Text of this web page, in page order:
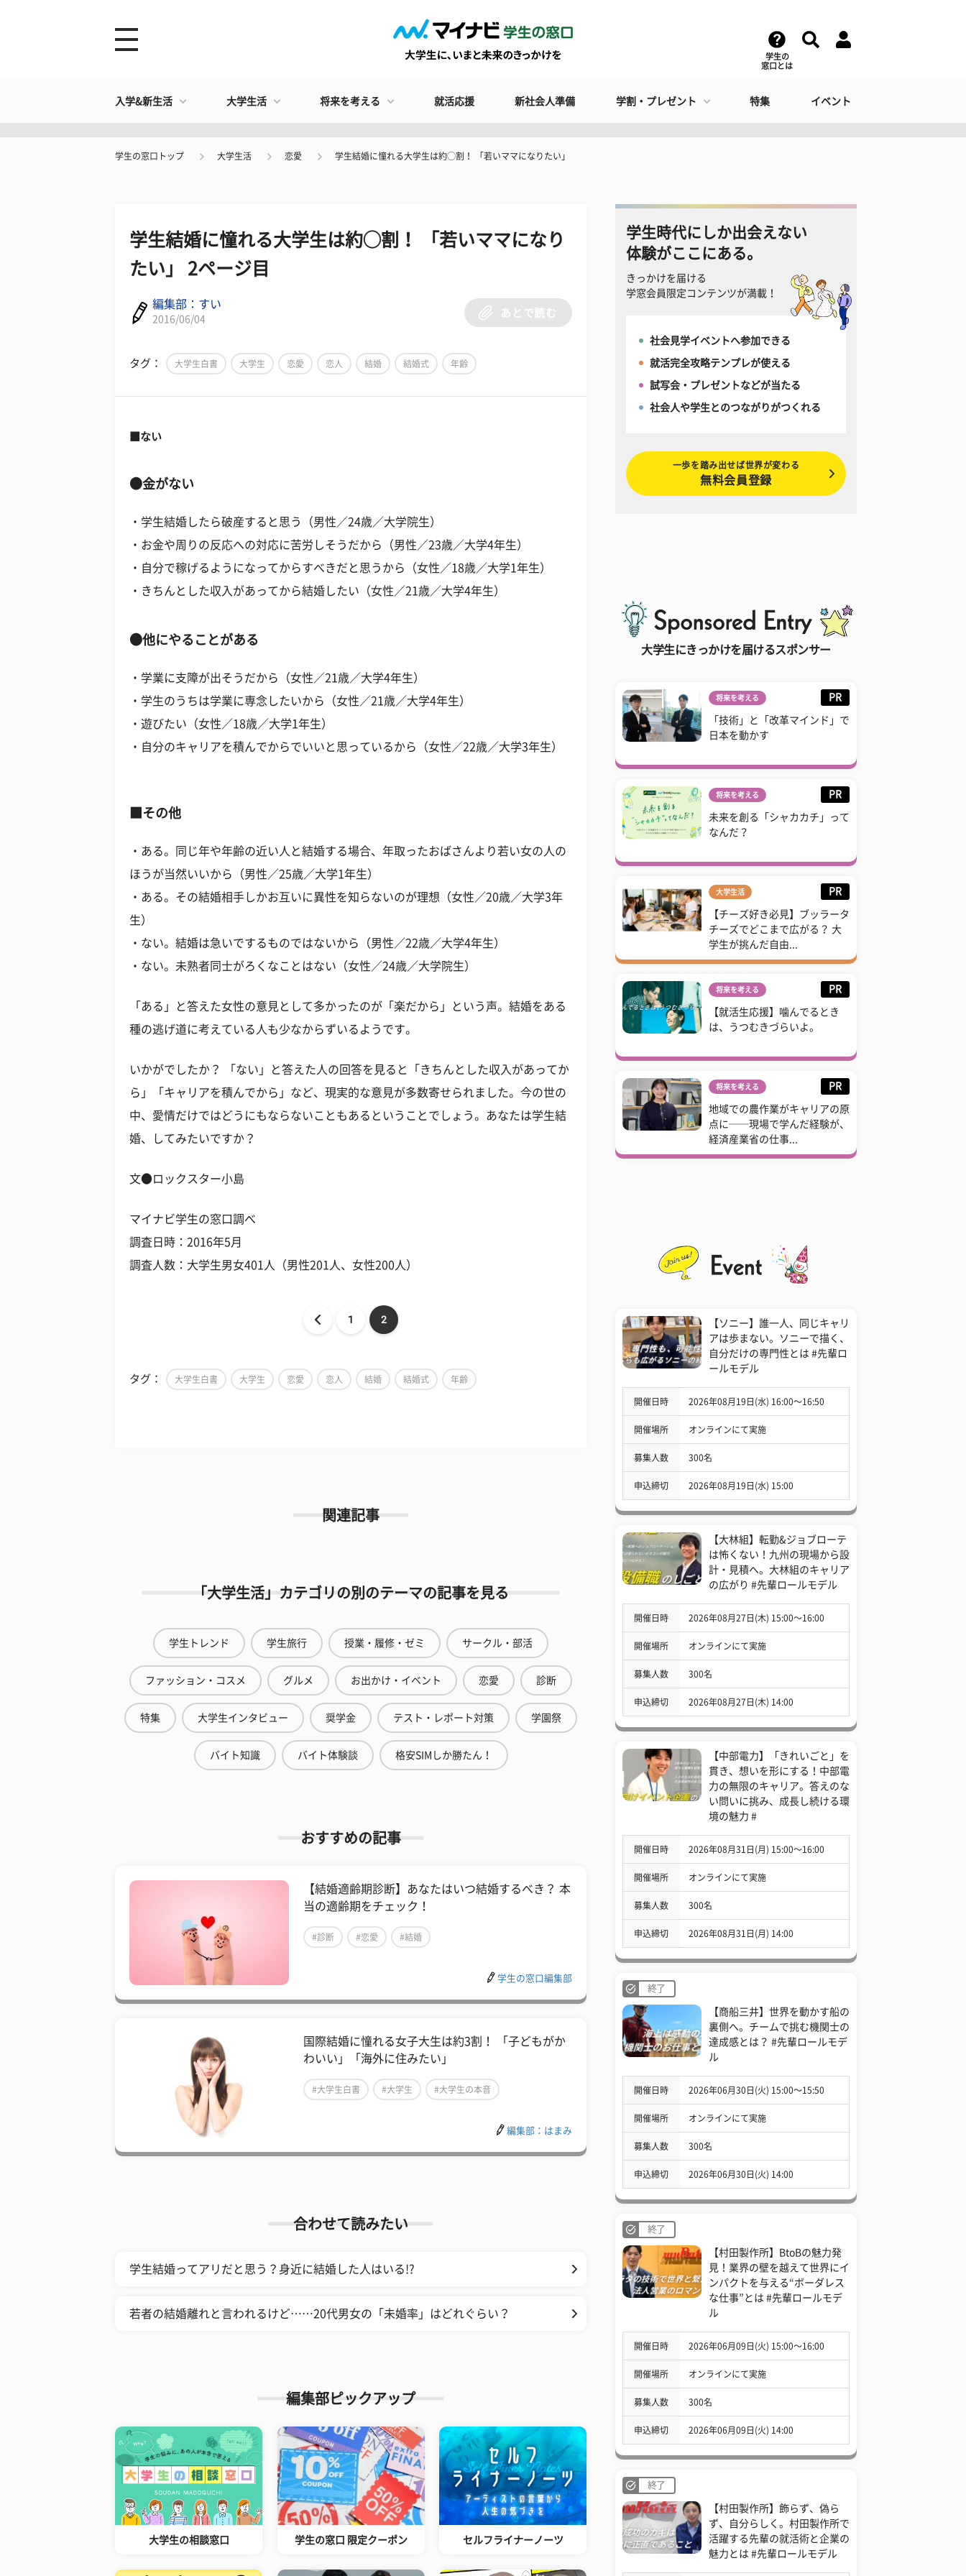
学生の
窓口とは
入学&新生活 大学生活 将来を考える 就活応援 新社会人準備 学割・プレゼント 特集 イベント
学生の窓口トップ 大学生活 恋愛 学生結婚に憧れる大学生は約◯割！ 「若いママになりたい」
学生結婚に憧れる大学生は約◯割！ 「若いママになり
たい」 2ページ目
編集部：すい
2016/06/04
あとで読む
タグ： 大学生白書 大学生 恋愛 恋人 結婚 結婚式 年齢
■ない
●金がない
・学生結婚したら破産すると思う（男性／24歳／大学院生）
・お金や周りの反応への対応に苦労しそうだから（男性／23歳／大学4年生）
・自分で稼げるようになってからすべきだと思うから（女性／18歳／大学1年生）
・きちんとした収入があってから結婚したい（女性／21歳／大学4年生）
●他にやることがある
・学業に支障が出そうだから（女性／21歳／大学4年生）
・学生のうちは学業に専念したいから（女性／21歳／大学4年生）
・遊びたい（女性／18歳／大学1年生）
・自分のキャリアを積んでからでいいと思っているから（女性／22歳／大学3年生）
■その他
・ある。同じ年や年齢の近い人と結婚する場合、年取ったおばさんより若い女の人の
ほうが当然いいから（男性／25歳／大学1年生）
・ある。その結婚相手しかお互いに異性を知らないのが理想（女性／20歳／大学3年
生）
・ない。結婚は急いでするものではないから（男性／22歳／大学4年生）
・ない。未熟者同士がろくなことはない（女性／24歳／大学院生）
「ある」と答えた女性の意見として多かったのが「楽だから」という声。結婚をある
種の逃げ道に考えている人も少なからずいるようです。
いかがでしたか？ 「ない」と答えた人の回答を見ると「きちんとした収入があってか
ら」「キャリアを積んでから」など、現実的な意見が多数寄せられました。今の世の
中、愛情だけではどうにもならないこともあるということでしょう。あなたは学生結
婚、してみたいですか？
文●ロックスター小島
マイナビ学生の窓口調べ
調査日時：2016年5月
調査人数：大学生男女401人（男性201人、女性200人）
1 2
タグ： 大学生白書 大学生 恋愛 恋人 結婚 結婚式 年齢
関連記事
「大学生活」カテゴリの別のテーマの記事を見る
学生トレンド 学生旅行 授業・履修・ゼミ サークル・部活
ファッション・コスメ グルメ お出かけ・イベント 恋愛 診断
特集 大学生インタビュー 奨学金 テスト・レポート対策 学園祭
バイト知識 バイト体験談 格安SIMしか勝たん！
おすすめの記事
【結婚適齢期診断】あなたはいつ結婚するべき？ 本
当の適齢期をチェック！
#診断 #恋愛 #結婚
学生の窓口編集部
国際結婚に憧れる女子大生は約3割！ 「子どもがか
わいい」「海外に住みたい」
#大学生白書 #大学生 #大学生の本音
編集部：はまみ
合わせて読みたい
学生結婚ってアリだと思う？身近に結婚した人はいる!?
若者の結婚離れと言われるけど……20代男女の「未婚率」はどれぐらい？
編集部ピックアップ
大学生の相談窓口 学生の窓口 限定クーポン セルフライナーノーツ
学生時代にしか出会えない
体験がここにある。
きっかけを届ける
学窓会員限定コンテンツが満載！
社会見学イベントへ参加できる
就活完全攻略テンプレが使える
試写会・プレゼントなどが当たる
社会人や学生とのつながりがつくれる
一歩を踏み出せば世界が変わる
無料会員登録
大学生にきっかけを届けるスポンサー
将来を考える PR
「技術」と「改革マインド」で
日本を動かす
将来を考える PR
未来を創る「シャカカチ」って
なんだ？
大学生活 PR
【チーズ好き必見】ブッラータ
チーズでどこまで広がる？ 大
学生が挑んだ自由...
将来を考える PR
【就活生応援】噛んでるとき
は、うつむきづらいよ。
将来を考える PR
地域での農作業がキャリアの原
点に──現場で学んだ経験が、
経済産業省の仕事...
【ソニー】誰一人、同じキャリ
アは歩まない。ソニーで描く、
自分だけの専門性とは #先輩ロ
ールモデル
開催日時 2026年08月19日(水) 16:00〜16:50
開催場所 オンラインにて実施
募集人数 300名
申込締切 2026年08月19日(水) 15:00
【大林組】転勤&ジョブローテ
は怖くない！九州の現場から設
計・見積へ。大林組のキャリア
の広がり #先輩ロールモデル
開催日時 2026年08月27日(木) 15:00〜16:00
開催場所 オンラインにて実施
募集人数 300名
申込締切 2026年08月27日(木) 14:00
【中部電力】「きれいごと」を
貫き、想いを形にする！中部電
力の無限のキャリア。答えのな
い問いに挑み、成長し続ける環
境の魅力 #
開催日時 2026年08月31日(月) 15:00〜16:00
開催場所 オンラインにて実施
募集人数 300名
申込締切 2026年08月31日(月) 14:00
終了
【商船三井】世界を動かす船の
裏側へ。チームで挑む機関士の
達成感とは？ #先輩ロールモデ
ル
開催日時 2026年06月30日(火) 15:00〜15:50
開催場所 オンラインにて実施
募集人数 300名
申込締切 2026年06月30日(火) 14:00
終了
【村田製作所】BtoBの魅力発
見！業界の壁を越えて世界にイ
ンパクトを与える“ボーダレス
な仕事”とは #先輩ロールモデ
ル
開催日時 2026年06月09日(火) 15:00〜16:00
開催場所 オンラインにて実施
募集人数 300名
申込締切 2026年06月09日(火) 14:00
終了
【村田製作所】飾らず、偽ら
ず、自分らしく。村田製作所で
活躍する先輩の就活術と企業の
魅力とは #先輩ロールモデル